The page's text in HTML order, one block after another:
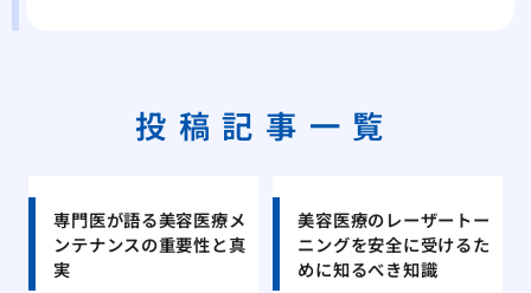
投稿記事一覧
専門医が語る美容医療メ
ンテナンスの重要性と真
実
美容医療のレーザートー
ニングを安全に受けるた
めに知るべき知識